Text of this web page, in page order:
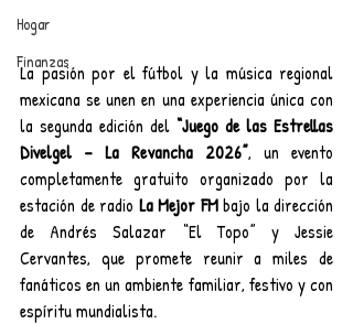
Hogar
Finanzas
La pasión por el fútbol y la música regional
mexicana se unen en una experiencia única con
la segunda edición del “Juego de las Estrellas
Divelgel – La Revancha 2026”, un evento
completamente gratuito organizado por la
estación de radio La Mejor FM bajo la dirección
de Andrés Salazar “El Topo” y Jessie
Cervantes, que promete reunir a miles de
fanáticos en un ambiente familiar, festivo y con
espíritu mundialista.